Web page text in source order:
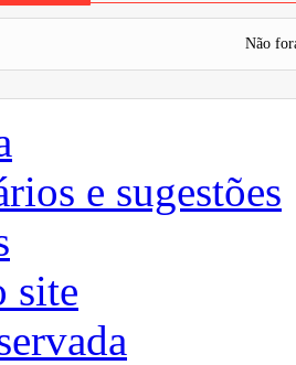
Não
e sugestões
site